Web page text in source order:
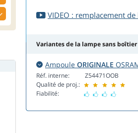
VIDEO : remplacement
Variantes de la lampe sans boîtier
Ampoule ORIGINALE
Réf. interne:
Qualité de proj.:
Fiabilité:
Z54471OOB